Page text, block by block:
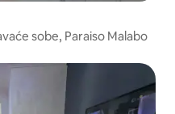
sobe, Paraiso Malabo